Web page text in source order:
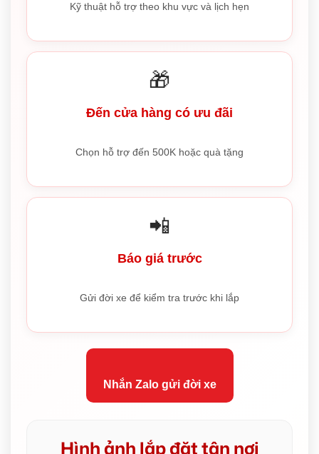
Kỹ thuật hỗ trợ theo khu vực và lịch hẹn
🎁
Đến cửa hàng có ưu đãi
Chọn hỗ trợ đến 500K hoặc quà tặng
📲
Báo giá trước
Gửi đời xe để kiểm tra trước khi lắp
Nhắn Zalo gửi đời xe
Hình ảnh lắp đặt tận nơi